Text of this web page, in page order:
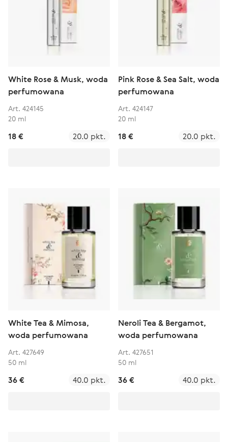
White Rose & Musk, woda
perfumowana
Art. 424145
20 ml
18 € 20.0 pkt.
Pink Rose & Sea Salt, woda
perfumowana
Art. 424147
20 ml
18 € 20.0 pkt.
White Tea & Mimosa,
woda perfumowana
Art. 427649
50 ml
36 € 40.0 pkt.
Neroli Tea & Bergamot,
woda perfumowana
Art. 427651
50 ml
36 € 40.0 pkt.